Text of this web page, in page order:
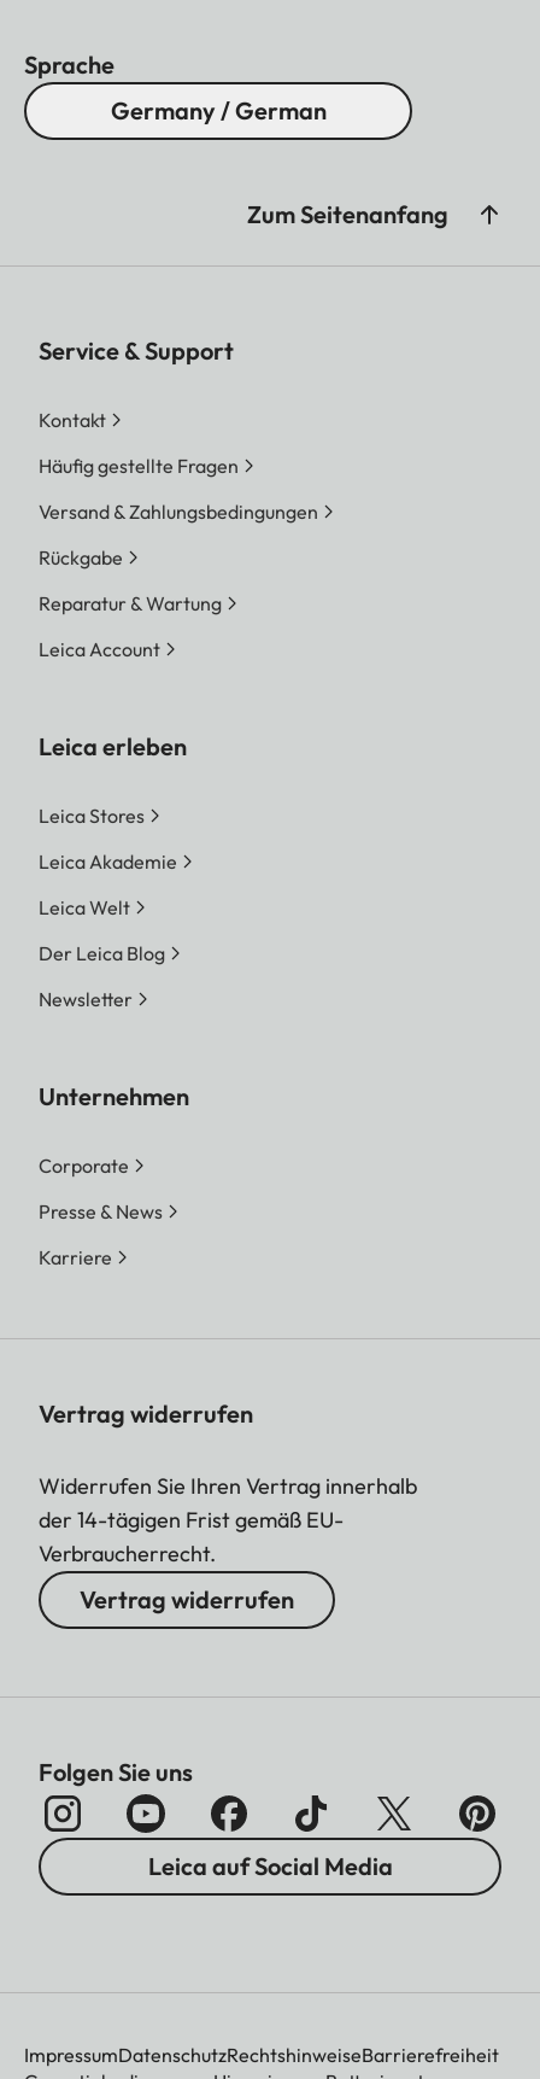
Sprache
Germany / German
Zum Seitenanfang
Service & Support
Kontakt
Häufig gestellte Fragen
Versand & Zahlungsbedingungen
Rückgabe
Reparatur & Wartung
Leica Account
Leica erleben
Leica Stores
Leica Akademie
Leica Welt
Der Leica Blog
Newsletter
Unternehmen
Corporate
Presse & News
Karriere
Vertrag widerrufen
Widerrufen Sie Ihren Vertrag innerhalb
der 14-tägigen Frist gemäß EU-
Verbraucherrecht.
Vertrag widerrufen
Folgen Sie uns
Leica auf Social Media
ImpressumDatenschutzRechtshinweiseBarrierefreiheit